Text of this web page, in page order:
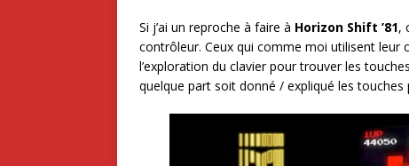
Si j’ai un reproche à faire à Horizon Shift ’81,
contrôleur. Ceux qui comme moi utilisent leur
l’exploration du clavier pour trouver les
quelque part soit donné / expliqué les